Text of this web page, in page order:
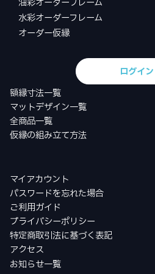
油彩オーダーフレーム
水彩オーダーフレーム
オーダー仮縁
ログイン
額縁寸法一覧
マットデザイン一覧
全商品一覧
仮縁の組み立て方法
マイアカウント
パスワードを忘れた場合
ご利用ガイド
プライバシーポリシー
特定商取引法に基づく表記
アクセス
お知らせ一覧